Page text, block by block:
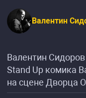
Валентин
Валентин
Stand Up комика
на сцене Дворца